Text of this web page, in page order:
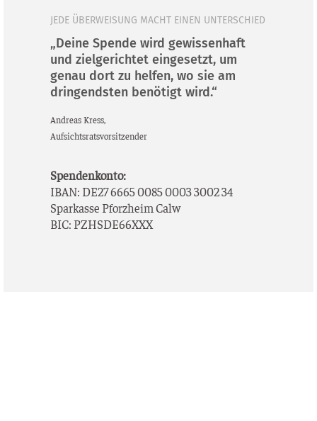
JEDE ÜBERWEISUNG MACHT EINEN UNTERSCHIED
„Deine Spende wird gewissenhaft
und zielgerichtet eingesetzt, um
genau dort zu helfen, wo sie am
dringendsten benötigt wird.“
Andre­as Kress,
Auf­sichts­rats­vor­sit­zen­der
Spen­den­kon­to:
IBAN: DE27 6665 0085 0003 3002 34
Spar­kas­se Pforz­heim Calw
BIC: PZHSDE66XXX